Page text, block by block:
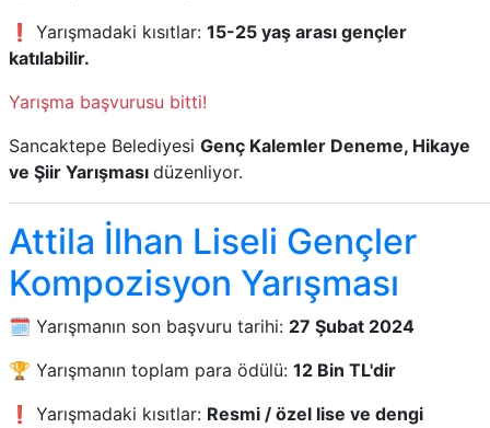
❗ Yarışmadaki kısıtlar: 15-25 yaş arası gençler
katılabilir.
Yarışma başvurusu bitti!
Sancaktepe Belediyesi Genç Kalemler Deneme, Hikaye
ve Şiir Yarışması düzenliyor.
Attila İlhan Liseli Gençler
Kompozisyon Yarışması
🗓️ Yarışmanın son başvuru tarihi: 27 Şubat 2024
🏆 Yarışmanın toplam para ödülü: 12 Bin TL'dir
❗ Yarışmadaki kısıtlar: Resmi / özel lise ve dengi